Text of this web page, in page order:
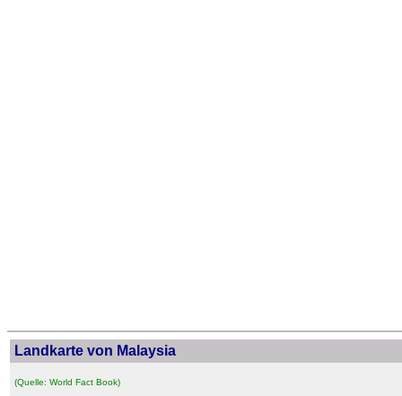
Landkarte von Malaysia
(Quelle: World Fact Book)